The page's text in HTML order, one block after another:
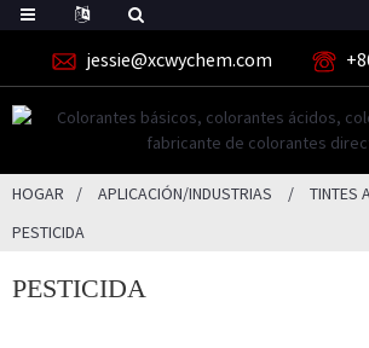
jessie@xcwychem.com
HOGAR APLICACIÓN/INDUSTRIAS
TINTES
PESTICIDA
PESTICIDA